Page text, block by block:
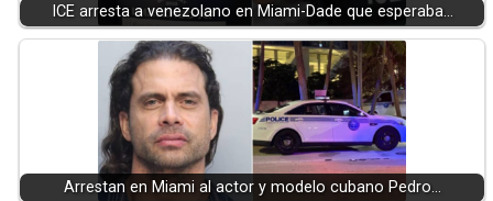
ICE arresta a venezolano en Miami-Dade que esperaba…
Arrestan en Miami al actor y modelo cubano Pedro…